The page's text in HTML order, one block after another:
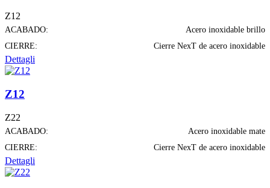
Z12
ACABADO:
Acero inoxidable brillo
CIERRE:
Cierre NexT de acero inoxidable
Dettagli
Z12
Z22
ACABADO:
Acero inoxidable mate
CIERRE:
Cierre NexT de acero inoxidable
Dettagli